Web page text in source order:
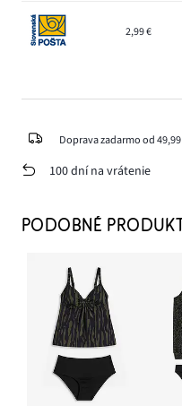
2,99 €
Doprava zadarmo od
100 dní na vrátenie
PODOBNÉ